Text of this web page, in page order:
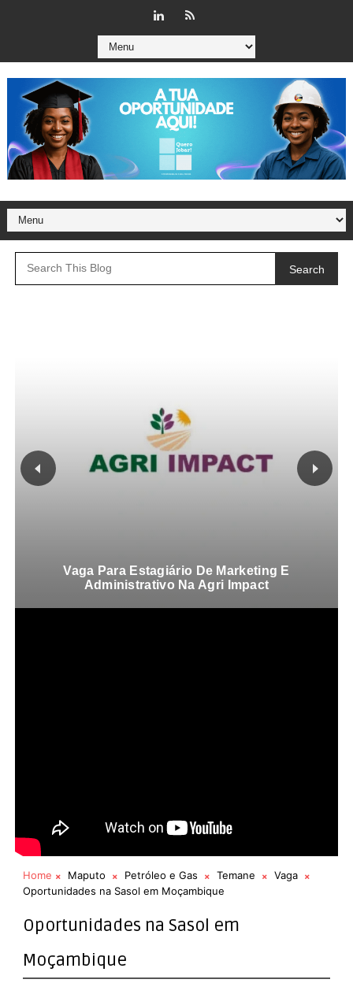
Search
Vaga Para Estagiário De Marketing E
Administrativo Na Agri Impact
Home Maputo Petróleo e Gas Temane
Vaga
Oportunidades na Sasol em Moçambique
Oportunidades na Sasol em
Moçambique